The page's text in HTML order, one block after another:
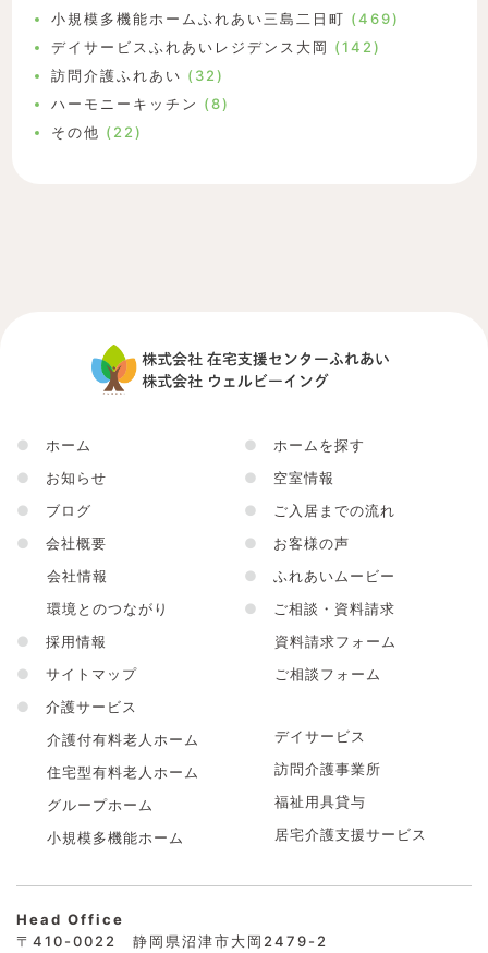
小規模多機能ホームふれあい三島二日町 (469)
デイサービスふれあいレジデンス大岡 (142)
訪問介護ふれあい (32)
ハーモニーキッチン (8)
その他 (22)
●
ホーム
●
お知らせ
●
ブログ
●
会社概要
会社情報
環境とのつながり
●
採用情報
●
サイトマップ
●
介護サービス
介護付有料老人ホーム
住宅型有料老人ホーム
グループホーム
小規模多機能ホーム
●
ホームを探す
●
空室情報
●
ご入居までの流れ
●
お客様の声
●
ふれあいムービー
●
ご相談・資料請求
資料請求フォーム
ご相談フォーム
デイサービス
訪問介護事業所
福祉用具貸与
居宅介護支援サービス
Head Office
〒410-0022 静岡県沼津市大岡2479-2